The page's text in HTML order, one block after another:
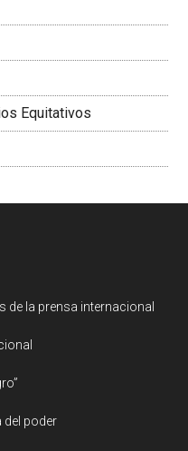
Equitativos
de la prensa internacional
del poder